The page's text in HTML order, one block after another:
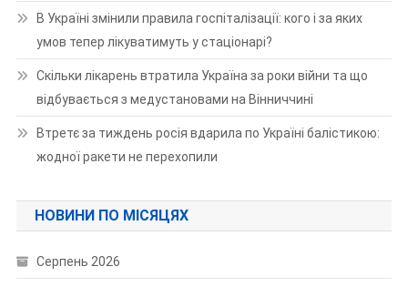
В Україні змінили правила госпіталізації: кого і за яких
умов тепер лікуватимуть у стаціонарі?
Скільки лікарень втратила Україна за роки війни та що
відбувається з медустановами на Вінниччині
Втретє за тиждень росія вдарила по Україні балістикою:
жодної ракети не перехопили
НОВИНИ ПО МІСЯЦЯХ
Серпень 2026